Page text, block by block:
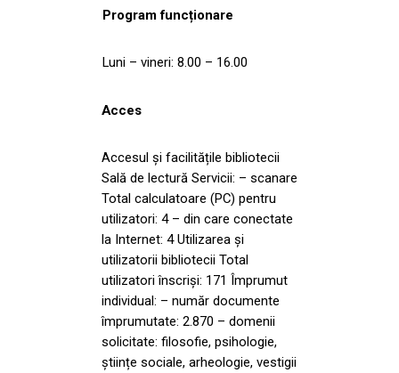
Program funcționare
Luni – vineri: 8.00 – 16.00
Acces
Accesul și facilitățile bibliotecii
Sală de lectură Servicii: – scanare
Total calculatoare (PC) pentru
utilizatori: 4 – din care conectate
la Internet: 4 Utilizarea și
utilizatorii bibliotecii Total
utilizatori înscriși: 171 Împrumut
individual: – număr documente
împrumutate: 2.870 – domenii
solicitate: filosofie, psihologie,
științe sociale, arheologie, vestigii